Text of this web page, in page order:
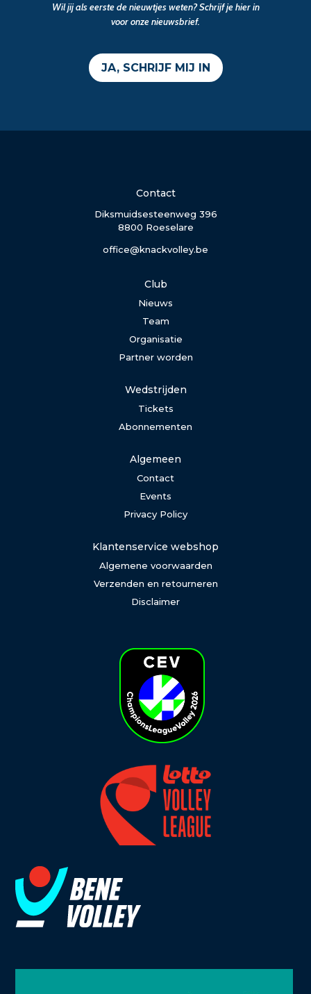
Wil jij als eerste de nieuwtjes weten? Schrijf je hier in
voor onze nieuwsbrief.
JA, SCHRIJF MIJ IN
Contact
Diksmuidsesteenweg 396
8800 Roeselare
office@knackvolley.be
Club
Nieuws
Team
Organisatie
Partner worden
Wedstrijden
Tickets
Abonnementen
Algemeen
Contact
Events
Privacy Policy
Klantenservice webshop
Algemene voorwaarden
Verzenden en retourneren
Disclaimer